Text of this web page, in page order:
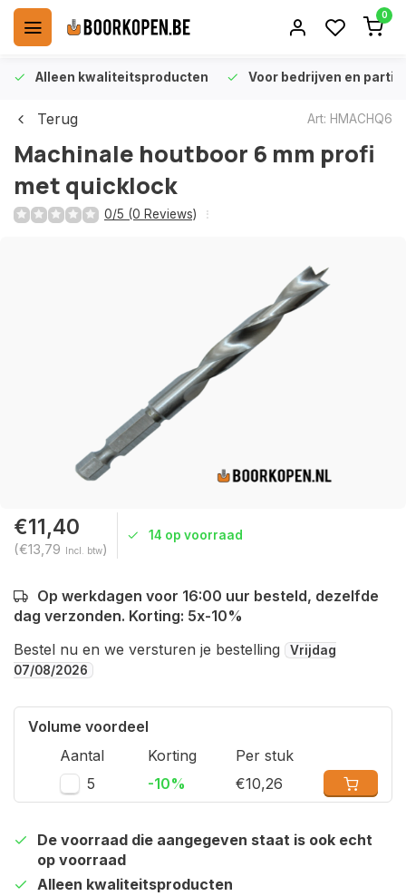
0
Alleen kwaliteitsproducten Voor bedrijven en
Terug Art: HMACHQ6
Machinale houtboor 6 mm profi
met quicklock
0/5 (0 Reviews)
€11,40
(€13,79 Incl. btw)
14 op voorraad
Op werkdagen voor 16:00 uur besteld, dezelfde
dag verzonden. Korting: 5x-10%
Bestel nu en we versturen je bestelling
Vrijdag
07/08/2026
Volume voordeel
Aantal
Korting
Per stuk
5
-10% €10,26
De voorraad die aangegeven staat is ook echt
op voorraad
Alleen kwaliteitsproducten